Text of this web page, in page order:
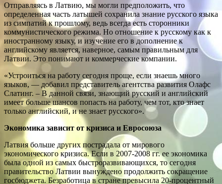
Отправляясь в Латвию, мы могли предположить, что
определенная часть латышей сохранила знание русского языка
из симпатий к прошлому, ведь всегда есть сторонники
коммунистического режима. Но отношение к русскому как к
иностранному языку, и изучение его в дополнение к
английскому является, наверное, самым правильным для
Латвии. Это понимают и коммерческие компании.
«Устроиться на работу сегодня проще, если знаешь много
языков, — добавил представитель агентства развития Олафс
Слатинг. – В данной связи, знающий русский и английский
имеет больше шансов попасть на работу, чем тот, кто знает
только английский, и не знает русского».
Экономика зависит от кризиса и Евросоюза
Латвия больше других пострадала от мирового
экономического кризиса. Если в 2007-2008 гг. ее экономика
была одной из самых быстроразвивающихся, то сегодня
правительство Латвии вынуждено продолжить сокращение
госбюджета. Безработица в стране превысила 20-процентный